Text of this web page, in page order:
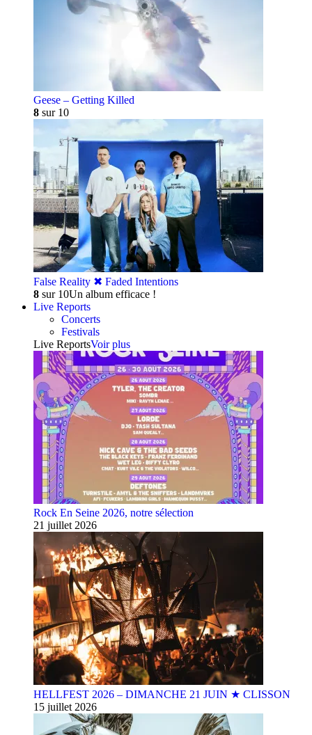
Geese – Getting Killed
8 sur 10
False Reality ✖︎ Faded Intentions
8 sur 10Un album efficace !
Live Reports
Concerts
Festivals
Live ReportsVoir plus
Rock En Seine 2026, notre sélection
21 juillet 2026
HELLFEST 2026 – DIMANCHE 21 JUIN ★ CLISSON
15 juillet 2026